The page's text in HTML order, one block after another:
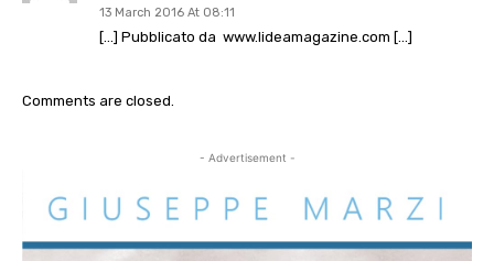
13 March 2016 At 08:11
[…] Pubblicato da www.lideamagazine.com […]
Comments are closed.
- Advertisement -